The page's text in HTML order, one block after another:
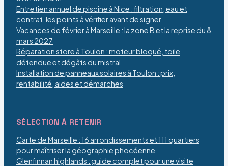
Entretien annuel de piscine à Nice : filtration, eau et
contrat, les points à vérifier avant de signer
Vacances de février à Marseille : la zone B et la reprise du 8
mars 2027
Réparation store à Toulon : moteur bloqué, toile
détendue et dégâts du mistral
Installation de panneaux solaires à Toulon : prix,
rentabilité, aides et démarches
SÉLECTION À RETENIR
Carte de Marseille : 16 arrondissements et 111 quartiers
pour maîtriser la géographie phocéenne
Glenfinnan highlands : guide complet pour une visite